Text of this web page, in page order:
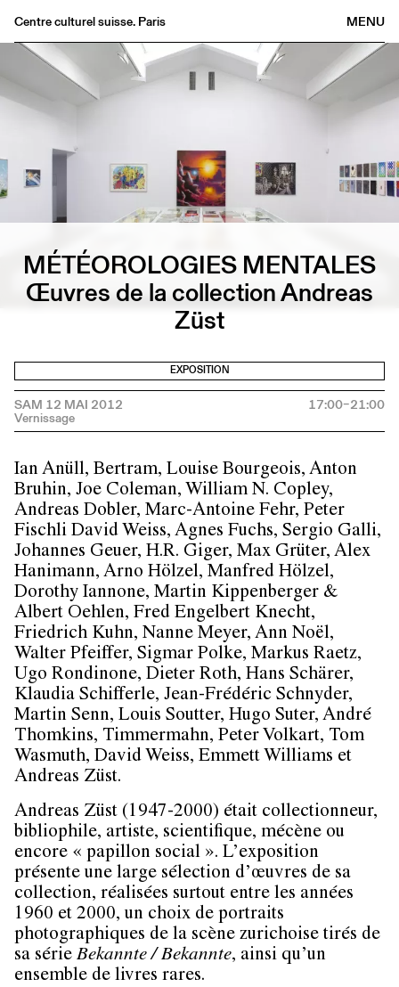
MENU
Centre culturel suisse. Paris
Agenda
Buvette
Médiathèque
Informations
FR/EN
MÉTÉOROLOGIES MENTALES
Œuvres de la collection Andreas
Züst
EXPOSITION
SAM 12 MAI 2012 17:00–21:00
Ian Anüll, Bertram, Louise Bourgeois, Anton
Bruhin, Joe Coleman, William N. Copley,
Andreas Dobler, Marc-Antoine Fehr, Peter
Fischli David Weiss, Agnes Fuchs, Sergio Galli,
Johannes Geuer, H.R. Giger, Max Grüter, Alex
Hanimann, Arno Hölzel, Manfred Hölzel,
Dorothy Iannone, Martin Kippenberger &
Albert Oehlen, Fred Engelbert Knecht,
Friedrich Kuhn, Nanne Meyer, Ann Noël,
Walter Pfeiffer, Sigmar Polke, Markus Raetz,
Ugo Rondinone, Dieter Roth, Hans Schärer,
Klaudia Schifferle, Jean-Frédéric Schnyder,
Martin Senn, Louis Soutter, Hugo Suter, André
Thomkins, Timmermahn, Peter Volkart, Tom
Wasmuth, David Weiss, Emmett Williams et
Andreas Züst.
Andreas Züst (1947-2000) était collectionneur,
bibliophile, artiste, scientifique, mécène ou
encore « papillon social ». L’exposition
présente une large sélection d’œuvres de sa
collection, réalisées surtout entre les années
1960 et 2000, un choix de portraits
photographiques de la scène zurichoise tirés de
sa série Bekannte / Bekannte, ainsi qu’un
ensemble de livres rares.